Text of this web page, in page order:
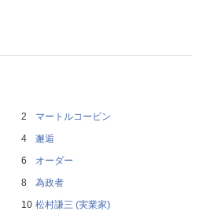
マートルコービン
邂逅
オーダー
為政者
松村謙三 (実業家)